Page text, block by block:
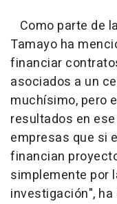
Como parte de
Tamayo ha
financiar
asociados a un
muchísimo, pero
resultados en
empresas que si
financian
simplemente por
investigación",